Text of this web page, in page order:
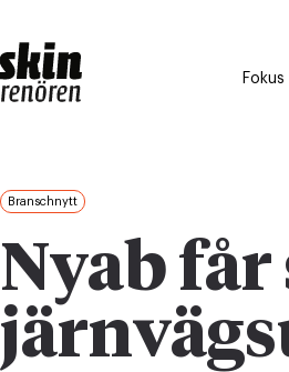
Fokus
Branschnytt
Nyab